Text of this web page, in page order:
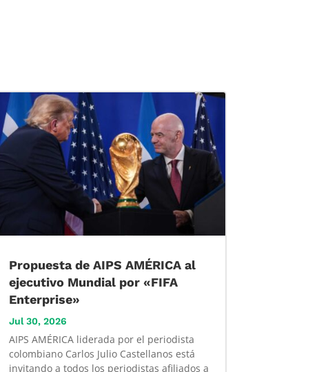
Propuesta de AIPS AMÉRICA al
ejecutivo Mundial por «FIFA
Enterprise»
Jul 30, 2026
AIPS AMÉRICA liderada por el periodista
colombiano Carlos Julio Castellanos está
invitando a todos los periodistas afiliados a